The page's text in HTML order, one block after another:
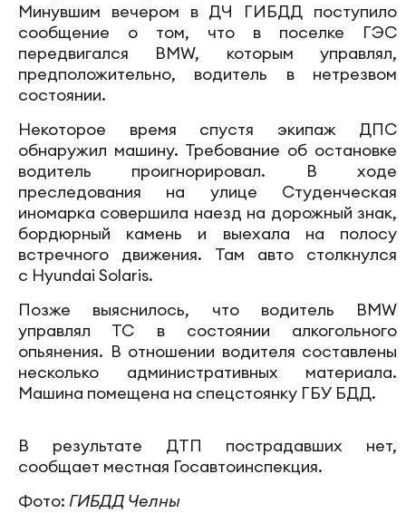
Минувшим вечером в ДЧ ГИБДД поступило
сообщение о том, что в поселке ГЭС
передвигался BMW, которым управлял,
предположительно, водитель в нетрезвом
состоянии.
Некоторое время спустя экипаж ДПС
обнаружил машину. Требование об остановке
водитель проигнорировал. В ходе
преследования на улице Студенческая
иномарка совершила наезд на дорожный знак,
бордюрный камень и выехала на полосу
встречного движения. Там авто столкнулся
с Hyundai Solaris.
Позже выяснилось, что водитель BMW
управлял ТС в состоянии алкогольного
опьянения. В отношении водителя составлены
несколько административных материала.
Машина помещена на спецстоянку ГБУ БДД.
В результате ДТП пострадавших нет,
сообщает местная Госавтоинспекция.
Фото: ГИБДД Челны